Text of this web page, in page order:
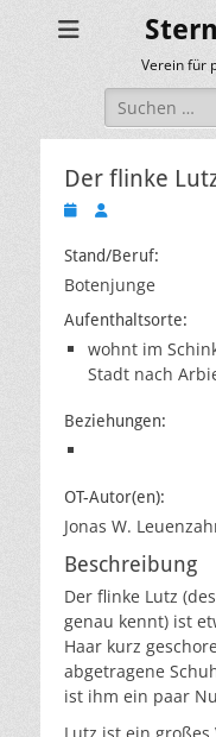
Verein für
Suchen
nach:
Der flinke
Veröffentlicht
Autor
Stand/Beruf:
Botenjunge
Aufenthaltsorte:
wohnt im
Stadt nach
Beziehungen:
OT-Autor(en):
Jonas W.
Beschreibung
Der flinke Lutz
genau kennt) ist
Haar kurz
abgetragene
ist ihm ein paar